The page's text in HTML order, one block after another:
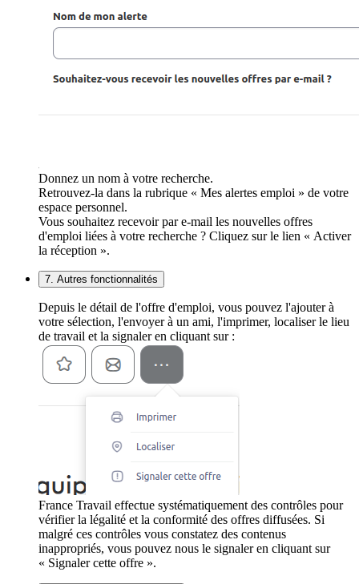
Donnez un nom à votre recherche.
Retrouvez-la dans la rubrique « Mes alertes emploi » de votre
espace personnel.
Vous souhaitez recevoir par e-mail les nouvelles offres
d'emploi liées à votre recherche ? Cliquez sur le lien « Activer
la réception ».
7. Autres fonctionnalités
Depuis le détail de l'offre d'emploi, vous pouvez l'ajouter à
votre sélection, l'envoyer à un ami, l'imprimer, localiser le lieu
de travail et la signaler en cliquant sur :
France Travail effectue systématiquement des contrôles pour
vérifier la légalité et la conformité des offres diffusées. Si
malgré ces contrôles vous constatez des contenus
inappropriés, vous pouvez nous le signaler en cliquant sur
« Signaler cette offre ».